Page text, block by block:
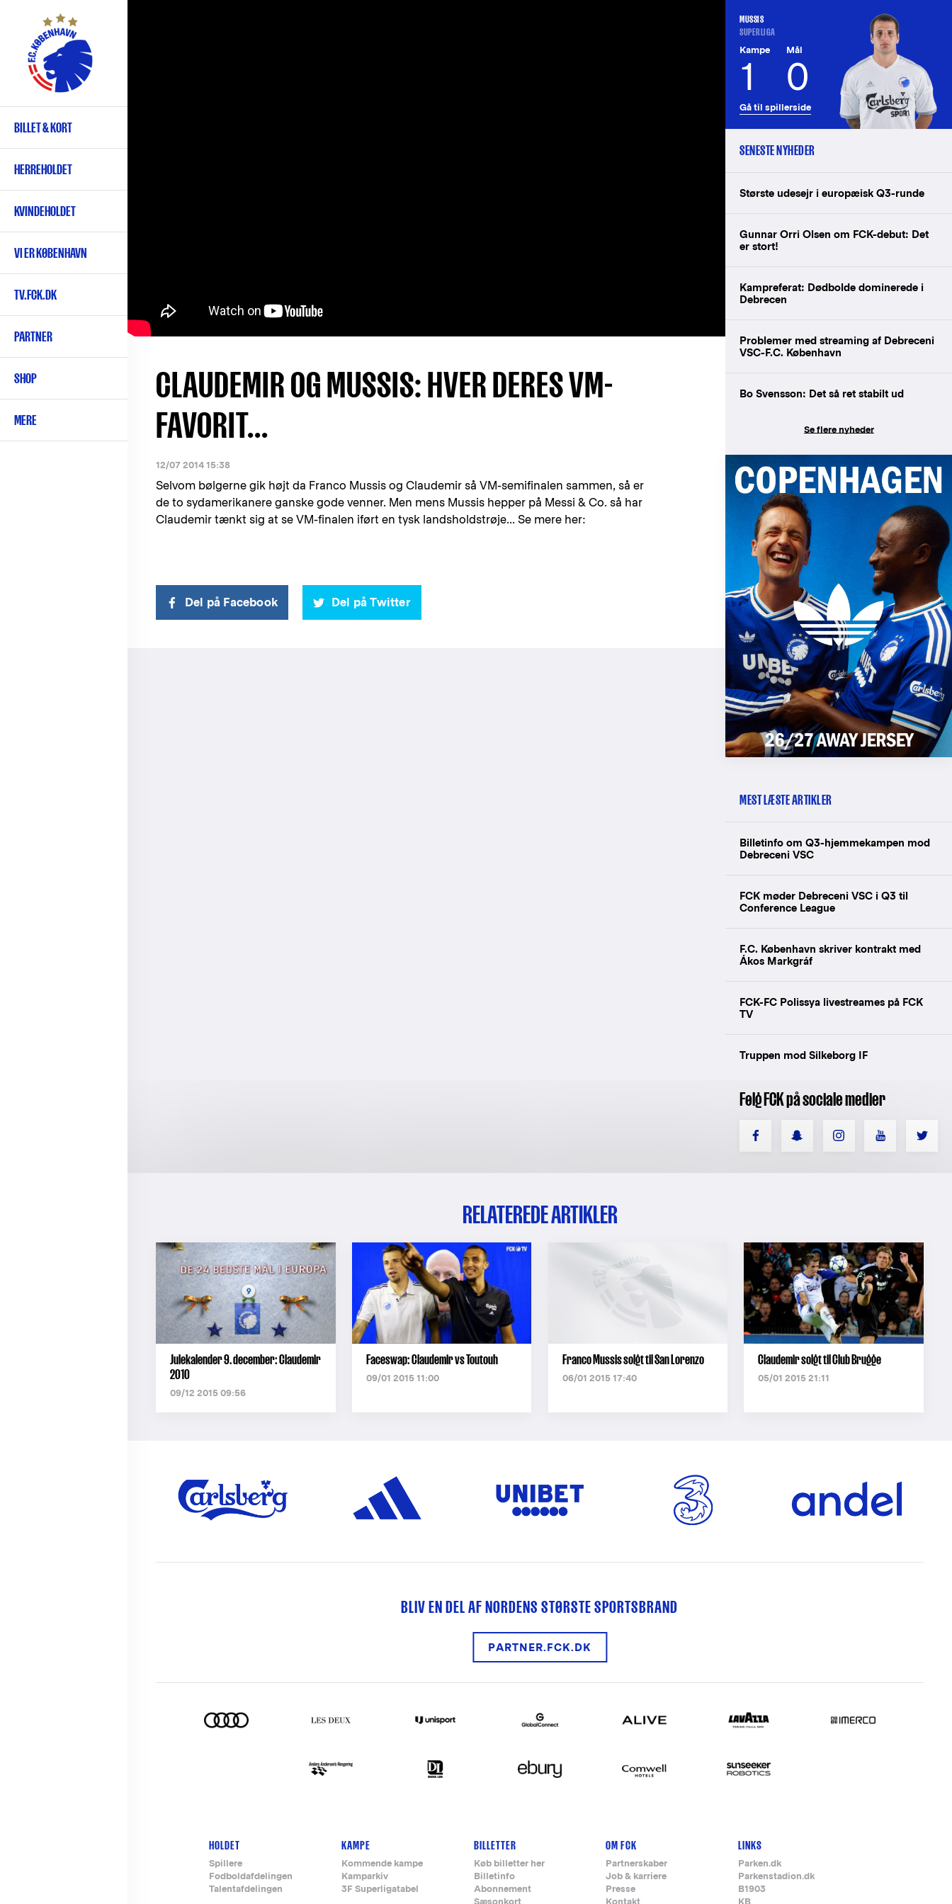
hovedindhold
Primær
navigation
BILLET & KORT
HERREHOLDET
KVINDEHOLDET
VI ER KØBENHAVN
TV.FCK.DK
PARTNER
SHOP
MERE
CLAUDEMIR OG MUSSIS: HVER DERES VM-
FAVORIT...
12/07 2014 15:38
Selvom bølgerne gik højt da Franco Mussis og Claudemir så VM-semifinalen sammen, så er
de to sydamerikanere ganske gode venner. Men mens Mussis hepper på Messi & Co. så har
Claudemir tænkt sig at se VM-finalen iført en tysk landsholdstrøje... Se mere her:
Del på Facebook Del på Twitter
MUSSIS
SUPERLIGA
Kampe
1
Mål
0
Gå til spillerside
SENESTE NYHEDER
Største udesejr i europæisk Q3-runde
Gunnar Orri Olsen om FCK-debut: Det
er stort!
Kampreferat: Dødbolde dominerede i
Debrecen
Problemer med streaming af Debreceni
VSC-F.C. København
Bo Svensson: Det så ret stabilt ud
Se flere nyheder
MEST LÆSTE ARTIKLER
Billetinfo om Q3-hjemmekampen mod
Debreceni VSC
FCK møder Debreceni VSC i Q3 til
Conference League
F.C. København skriver kontrakt med
Ákos Markgráf
FCK-FC Polissya livestreames på FCK
TV
Truppen mod Silkeborg IF
Følg FCK på sociale medier
RELATEREDE ARTIKLER
Julekalender 9. december: Claudemir
2010
09/12 2015 09:56
Faceswap: Claudemir vs Toutouh
09/01 2015 11:00
Franco Mussis solgt til San Lorenzo
06/01 2015 17:40
Claudemir solgt til Club Brugge
05/01 2015 21:11
BLIV EN DEL AF NORDENS STØRSTE SPORTSBRAND
PARTNER.FCK.DK
Footer-
menu
HOLDET
Spillere
Fodboldafdelingen
Talentafdelingen
KAMPE
Kommende kampe
Kamparkiv
3F Superligatabel
BILLETTER
Køb billetter her
Billetinfo
Abonnement
Sæsonkort
OM FCK
Partnerskaber
Job & karriere
Presse
Kontakt
LINKS
Parken.dk
Parkenstadion.dk
B1903
KB